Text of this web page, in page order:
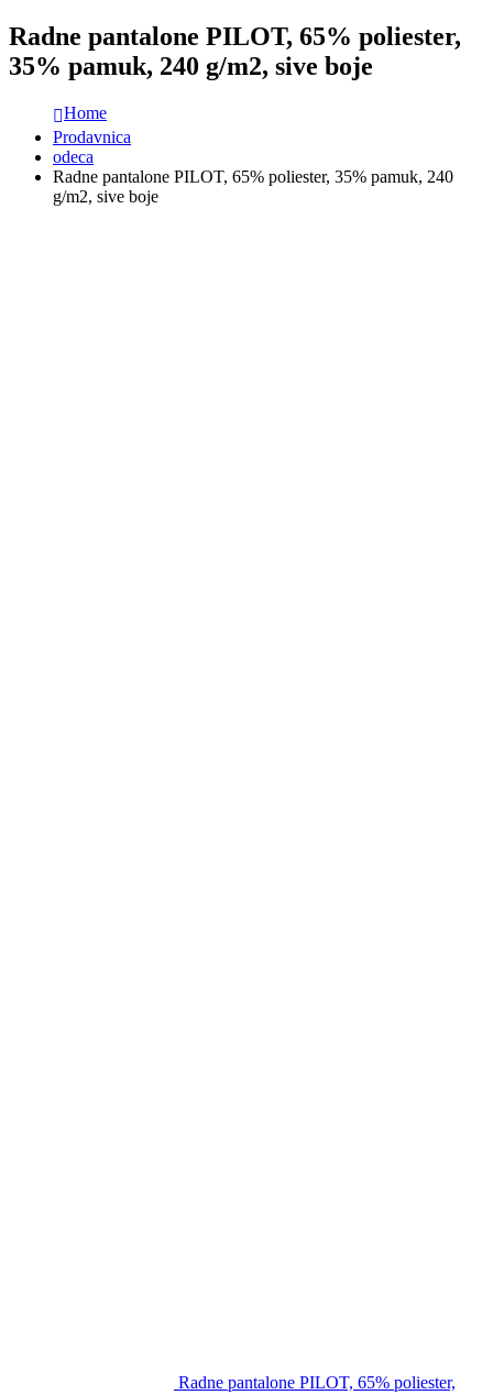
Radne pantalone PILOT, 65% poliester,
35% pamuk, 240 g/m2, sive boje
Home
Prodavnica
odeca
Radne pantalone PILOT, 65% poliester, 35% pamuk, 240
g/m2, sive boje
Radne pantalone PILOT, 65% poliester,